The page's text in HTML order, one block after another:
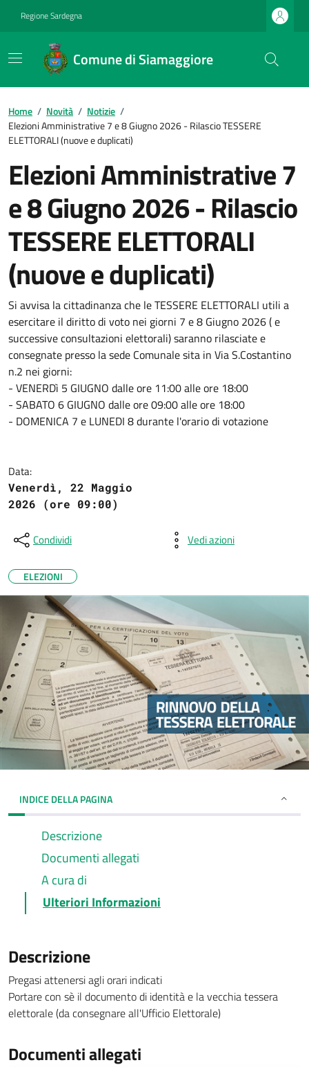
Regione Sardegna
Comune di Siamaggiore
Home / Novità / Notizie /
Elezioni Amministrative 7 e 8 Giugno 2026 - Rilascio TESSERE
ELETTORALI (nuove e duplicati)
Elezioni Amministrative 7
e 8 Giugno 2026 - Rilascio
TESSERE ELETTORALI
(nuove e duplicati)
Si avvisa la cittadinanza che le TESSERE ELETTORALI utili a
esercitare il diritto di voto nei giorni 7 e 8 Giugno 2026 ( e
successive consultazioni elettorali) saranno rilasciate e
consegnate presso la sede Comunale sita in Via S.Costantino
n.2 nei giorni:
- VENERDì 5 GIUGNO dalle ore 11:00 alle ore 18:00
- SABATO 6 GIUGNO dalle ore 09:00 alle ore 18:00
- DOMENICA 7 e LUNEDI 8 durante l'orario di votazione
Data:
Venerdì, 22 Maggio
2026 (ore 09:00)
Condividi Vedi azioni
ELEZIONI
INDICE DELLA PAGINA
Descrizione
Documenti allegati
A cura di
Ulteriori Informazioni
Descrizione
Pregasi attenersi agli orari indicati
Portare con sè il documento di identità e la vecchia tessera
elettorale (da consegnare all'Ufficio Elettorale)
Documenti allegati